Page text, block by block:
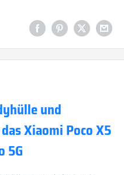
und
Xiaomi Poco X5
5G